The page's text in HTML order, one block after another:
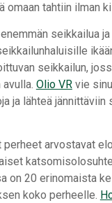
tahtiin ilman
seikkailua
seikkailun,
Olio VRvie
ja lähteä
arvostavat
on 20 erinomaista
koko perheelle.